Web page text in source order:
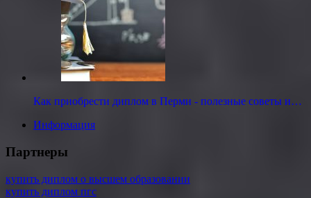
Как приобрести диплом в Перми - полезные советы и…
Информация
Партнеры
купить диплом о высшем образовании
купить диплом пгс